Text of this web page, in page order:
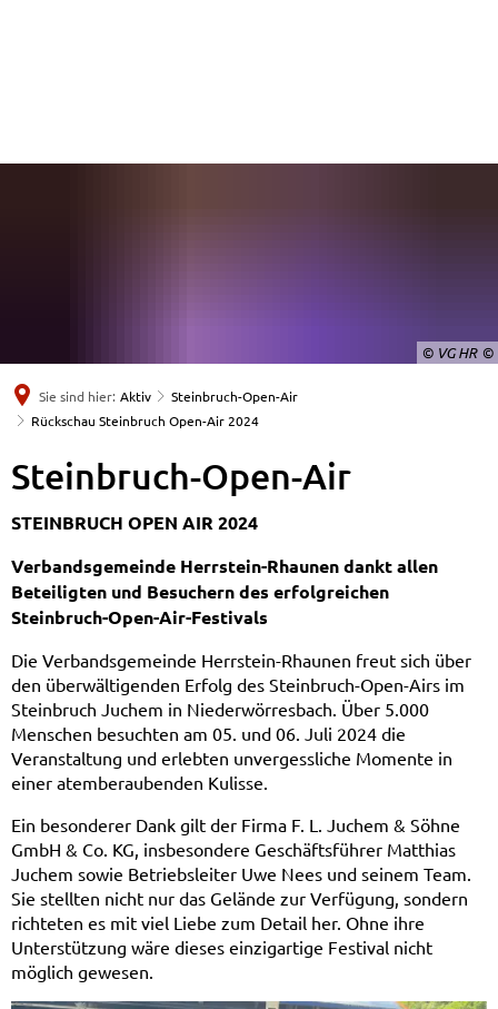
© VG HR
Sie sind hier: Aktiv
Steinbruch-Open-Air
Rückschau Steinbruch Open-Air 2024
Steinbruch-Open-Air
STEINBRUCH OPEN AIR 2024
Verbandsgemeinde Herrstein-Rhaunen dankt allen
Beteiligten und Besuchern des erfolgreichen
Steinbruch-Open-Air-Festivals
Die Verbandsgemeinde Herrstein-Rhaunen freut sich über
den überwältigenden Erfolg des Steinbruch-Open-Airs im
Steinbruch Juchem in Niederwörresbach. Über 5.000
Menschen besuchten am 05. und 06. Juli 2024 die
Veranstaltung und erlebten unvergessliche Momente in
einer atemberaubenden Kulisse.
Ein besonderer Dank gilt der Firma F. L. Juchem & Söhne
GmbH & Co. KG, insbesondere Geschäftsführer Matthias
Juchem sowie Betriebsleiter Uwe Nees und seinem Team.
Sie stellten nicht nur das Gelände zur Verfügung, sondern
richteten es mit viel Liebe zum Detail her. Ohne ihre
Unterstützung wäre dieses einzigartige Festival nicht
möglich gewesen.